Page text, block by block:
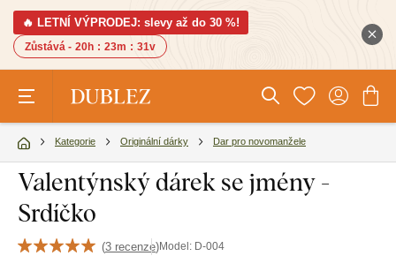
🔥 LETNÍ VÝPRODEJ: slevy až do 30 %!
Zůstává - 20h : 23m : 31v
Kategorie Originální dárky Dar pro novomanžele
Valentýnský dárek se jmény -
Srdíčko
(3 recenze)Model: D-004